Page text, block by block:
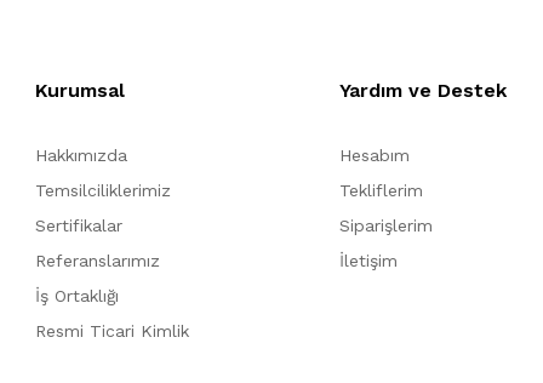
Kurumsal
Hakkımızda
Temsilciliklerimiz
Sertifikalar
Referanslarımız
İş Ortaklığı
Resmi Ticari Kimlik
Yardım ve Destek
Hesabım
Tekliflerim
Siparişlerim
İletişim